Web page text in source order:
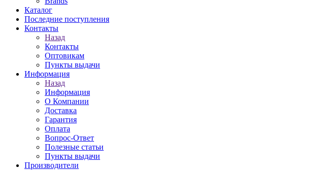
Каталог
Последние поступления
Контакты
Назад
Контакты
Оптовикам
Пункты выдачи
Информация
Назад
Информация
О Компании
Доставка
Гарантия
Оплата
Вопрос-Ответ
Полезные статьи
Пункты выдачи
Производители